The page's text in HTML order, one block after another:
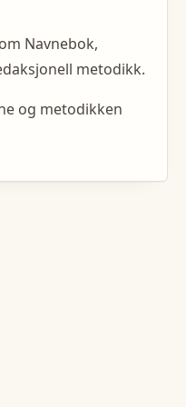
Navnebok,
metodikk.
og metodikken